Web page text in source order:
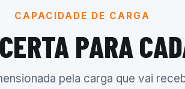
CAPACIDADE DE CARGA
PARA
pela carga que vai